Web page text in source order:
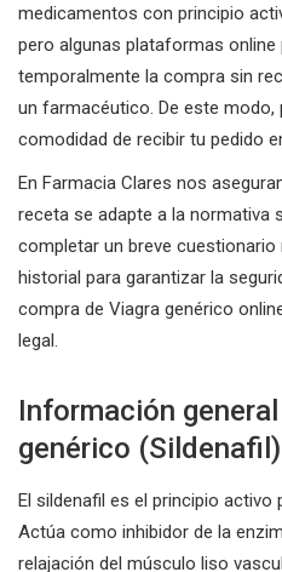
medicamentos con principio
pero algunas plataformas
temporalmente la compra sin
un farmacéutico. De este modo,
comodidad de recibir tu pedido
En Farmacia Clares nos
receta se adapte a la normativa
completar un breve
historial para garantizar la
compra de Viagra genérico
legal.
Información
genérico (Sildenafil)
El sildenafil es el principio activo
Actúa como inhibidor de la
relajación del músculo liso